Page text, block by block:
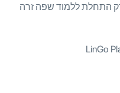
התחלת ללמוד שפה זרה